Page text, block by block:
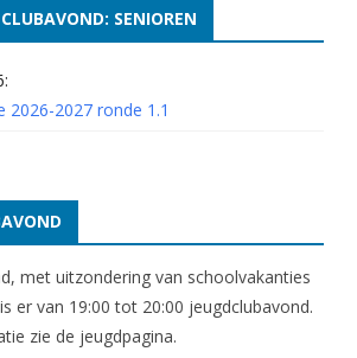
SENIOREN
2026-2027 ronde 1.1
met uitzondering van schoolvakanties
er van 19:00 tot 20:00 jeugdclubavond.
zie de jeugdpagina.